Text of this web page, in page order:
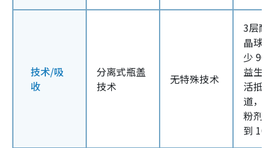
技术/吸
收
分离式瓶盖
技术
无特殊技术
3层耐
晶球
少
益生
活抵
道，
粉剂
到